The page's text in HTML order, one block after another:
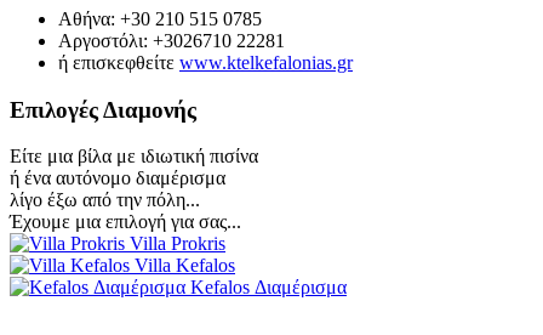
Αθήνα: +30 210 515 0785
Αργοστόλι: +3026710 22281
ή επισκεφθείτε www.ktelkefalonias.gr
Επιλογές Διαμονής
Είτε μια βίλα με ιδιωτική πισίνα
ή ένα αυτόνομο διαμέρισμα
λίγο έξω από την πόλη...
Έχουμε μια επιλογή για σας...
Villa Prokris
Villa Kefalos
Kefalos Διαμέρισμα